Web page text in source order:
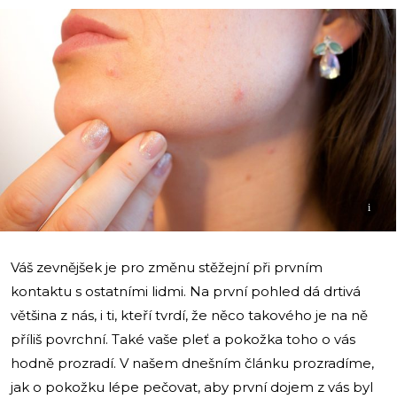
i
Váš zevnějšek je pro změnu stěžejní při prvním
kontaktu s ostatními lidmi. Na první pohled dá drtivá
většina z nás, i ti, kteří tvrdí, že něco takového je na ně
příliš povrchní. Také vaše pleť a pokožka toho o vás
hodně prozradí. V našem dnešním článku prozradíme,
jak o pokožku lépe pečovat, aby první dojem z vás byl